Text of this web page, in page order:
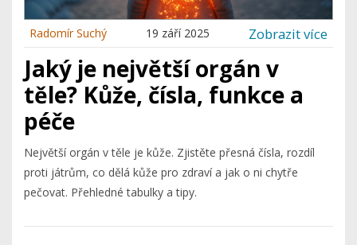
Radomír Suchý 19 září 2025 Zobrazit více
Jaký je největší orgán v
těle? Kůže, čísla, funkce a
péče
Největší orgán v těle je kůže. Zjistěte přesná čísla, rozdíl
proti játrům, co dělá kůže pro zdraví a jak o ni chytře
pečovat. Přehledné tabulky a tipy.